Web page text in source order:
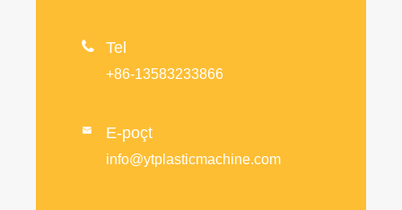
 Tel
+86-13583233866
 E-poçt
info@ytplasticmachine.com